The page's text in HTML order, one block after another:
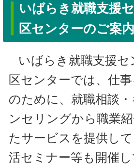
いばらき就職支援
区センターのご案内
いばらき就職支援セ
区センターでは、仕
のために、就職相談
ンセリングから職業
たサービスを提供し
活セミナー等も開催し